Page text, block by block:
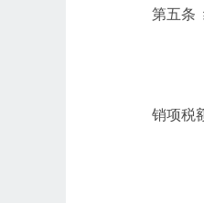
第五条
销项税